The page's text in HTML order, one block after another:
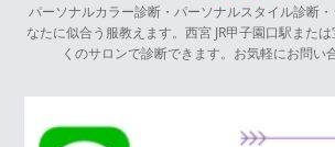
パーソナルカラー診断・パーソナルスタイル診断
なたに似合う服教えます。西宮 JR甲子園口駅また
くのサロンで診断できます。お気軽にお問い